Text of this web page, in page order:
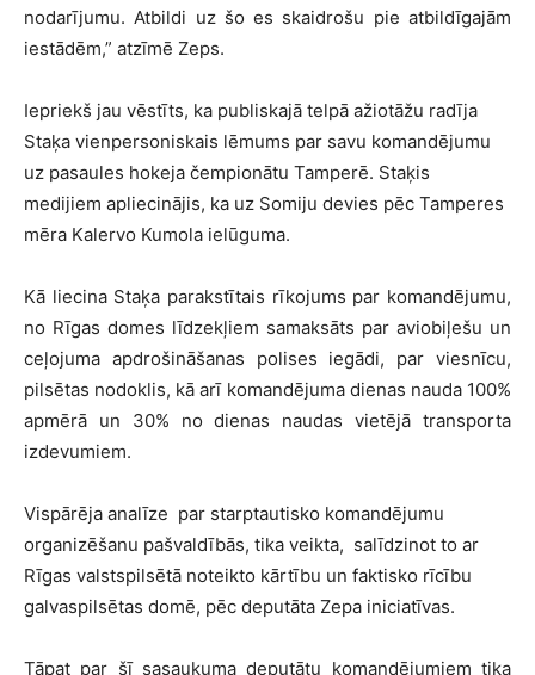
nodarījumu. Atbildi uz šo es skaidrošu pie atbildīgajām
iestādēm,” atzīmē Zeps.
Iepriekš jau vēstīts, ka publiskajā telpā ažiotāžu radīja
Staķa vienpersoniskais lēmums par savu komandējumu
uz pasaules hokeja čempionātu Tamperē. Staķis
medijiem apliecinājis, ka uz Somiju devies pēc Tamperes
mēra Kalervo Kumola ielūguma.
Kā liecina Staķa parakstītais rīkojums par komandējumu,
no Rīgas domes līdzekļiem samaksāts par aviobiļešu un
ceļojuma apdrošināšanas polises iegādi, par viesnīcu,
pilsētas nodoklis, kā arī komandējuma dienas nauda 100%
apmērā un 30% no dienas naudas vietējā transporta
izdevumiem.
Vispārēja analīze par starptautisko komandējumu
organizēšanu pašvaldībās, tika veikta, salīdzinot to ar
Rīgas valstspilsētā noteikto kārtību un faktisko rīcību
galvaspilsētas domē, pēc deputāta Zepa iniciatīvas.
Tāpat par šī sasaukuma deputātu komandējumiem tika